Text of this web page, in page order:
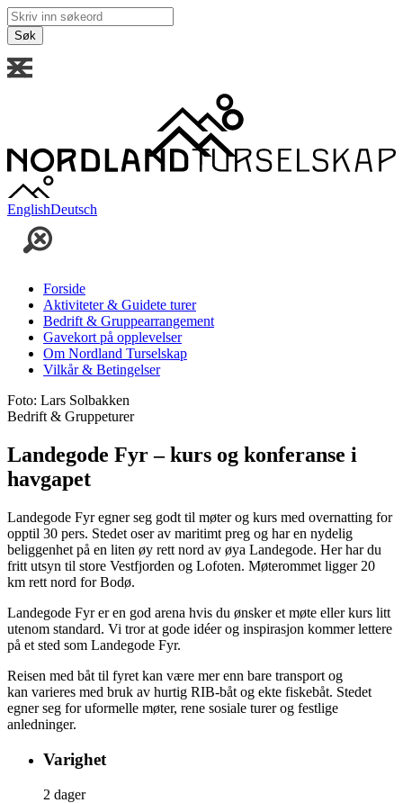
Skriv
inn
søkeord
EnglishDeutsch
Forside
Aktiviteter & Guidete turer
Bedrift & Gruppearrangement
Gavekort på opplevelser
Om Nordland Turselskap
Vilkår & Betingelser
Foto: Lars Solbakken
Bedrift & Gruppeturer
Landegode Fyr – kurs og konferanse i
havgapet
Landegode Fyr egner seg godt til møter og kurs med overnatting for
opptil 30 pers. Stedet oser av maritimt preg og har en nydelig
beliggenhet på en liten øy rett nord av øya Landegode. Her har du
fritt utsyn til store Vestfjorden og Lofoten. Møterommet ligger 20
km rett nord for Bodø.
Landegode Fyr er en god arena hvis du ønsker et møte eller kurs litt
utenom standard. Vi tror at gode idéer og inspirasjon kommer lettere
på et sted som Landegode Fyr.
Reisen med båt til fyret kan være mer enn bare transport og
kan varieres med bruk av hurtig RIB-båt og ekte fiskebåt. Stedet
egner seg for uformelle møter, rene sosiale turer og festlige
anledninger.
Varighet
2 dager